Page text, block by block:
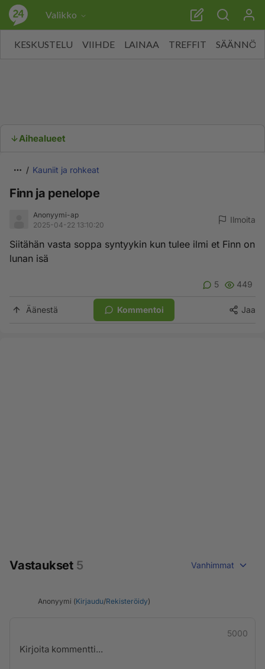
Valikko
KESKUSTELU VIIHDE LAINAA TREFFIT SÄÄNNÖT
Aihealueet
Kauniit ja rohkeat
Finn ja penelope
Anonyymi-ap
2025-04-22 13:10:20
Ilmoita
Siitähän vasta soppa syntyykin kun tulee ilmi et Finn on
lunan isä
5 449
Äänestä Kommentoi Jaa
Vastaukset 5 Vanhimmat
Anonyymi (Kirjaudu/Rekisteröidy)
5000